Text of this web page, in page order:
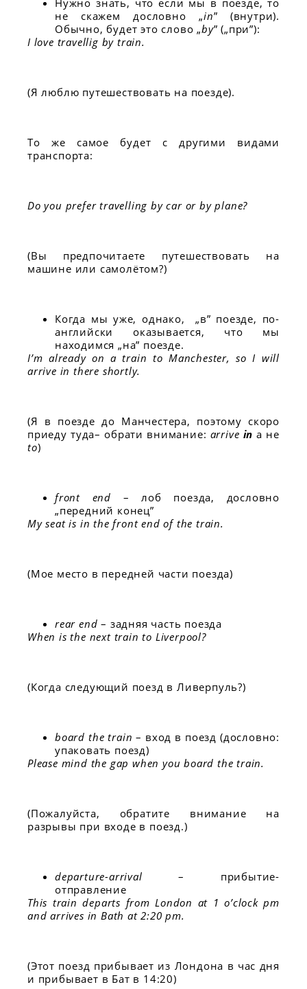
Нужно знать, что если мы в поезде, то
не скажем дословно „in” (внутри).
Обычно, будет это слово „by” („при”):
I love travellig by train.
(Я люблю путешествовать на поезде).
То же самое будет с другими видами
транспорта:
Do you prefer travelling by car or by plane?
(Вы предпочитаете путешествовать на
машине или самолётом?)
Когда мы уже, однако, „в” поезде, по-
английски оказывается, что мы
находимся „на” поезде.
I’m already on a train to Manchester, so I will
arrive in there shortly.
(Я в поезде до Манчестера, поэтому скоро
приеду туда– обрати внимание: arrive in а не
to)
front end – лоб поезда, дословно
„передний конец”
My seat is in the front end of the train.
(Мое место в передней части поезда)
rear end – задняя часть поезда
When is the next train to Liverpool?
(Когда следующий поезд в Ливерпуль?)
board the train– вход в поезд (дословно:
упаковать поезд)
Please mind the gap when you board the train.
(Пожалуйста, обратите внимание на
разрывы при входе в поезд.)
departure-arrival– прибытие-
отправление
This train departs from London at 1 o’clock pm
and arrives in Bath at 2:20 pm.
(Этот поезд прибывает из Лондона в час дня
и прибывает в Бат в 14:20)